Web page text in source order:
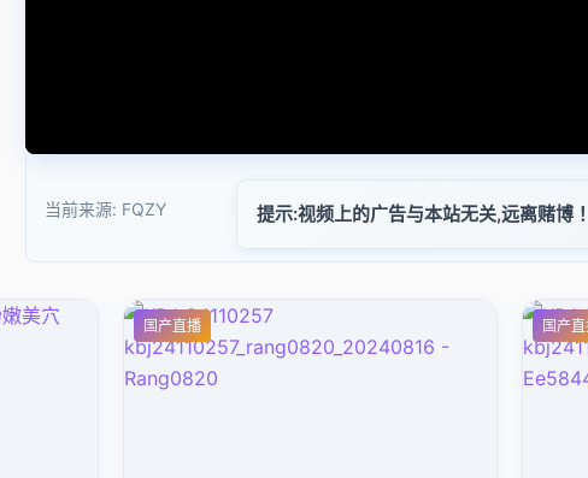
当前来源: FQZY 提示:视频上的广告与本站无关,远离赌博
国产直播 国产